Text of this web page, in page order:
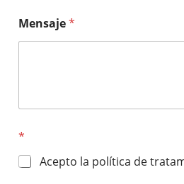
Mensaje*
*
Acepto la política de